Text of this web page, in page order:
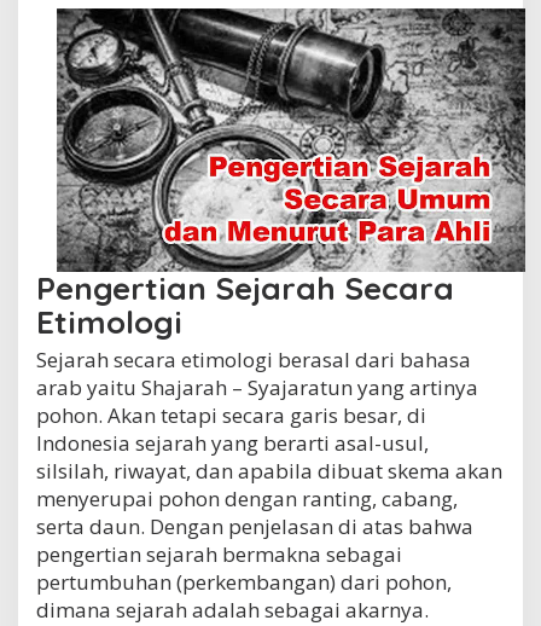
Pengertian Sejarah Secara
Etimologi
Sejarah secara etimologi berasal dari bahasa
arab yaitu Shajarah – Syajaratun yang artinya
pohon. Akan tetapi secara garis besar, di
Indonesia sejarah yang berarti asal-usul,
silsilah, riwayat, dan apabila dibuat skema akan
menyerupai pohon dengan ranting, cabang,
serta daun. Dengan penjelasan di atas bahwa
pengertian sejarah bermakna sebagai
pertumbuhan (perkembangan) dari pohon,
dimana sejarah adalah sebagai akarnya.